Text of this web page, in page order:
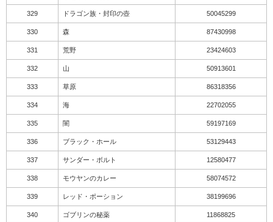
329 ドラゴン族・封印の壺 50045299
330 森 87430998
331 荒野 23424603
332 山 50913601
333 草原 86318356
334 海 22702055
335 闇 59197169
336 ブラック・ホール 53129443
337 サンダー・ボルト 12580477
338 モウヤンのカレー 58074572
339 レッド・ポーション 38199696
340 ゴブリンの秘薬 11868825